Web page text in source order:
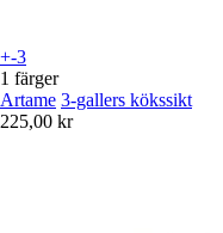
+-3
1 färger
Artame 3-gallers kökssikt
225,00 kr